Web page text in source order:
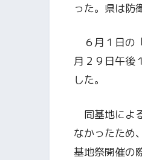
った。県は防
６月１日の
月２９日午後
した。
同基地によ
なかったため
基地祭開催の